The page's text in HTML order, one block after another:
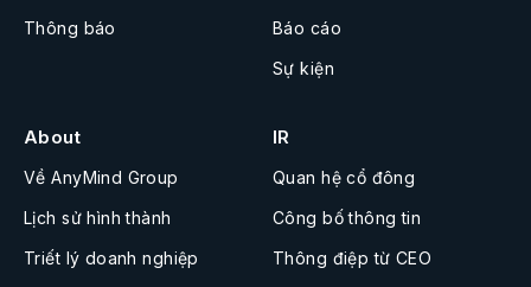
Thông báo
Báo cáo
Sự kiện
About
Về AnyMind Group
Lịch sử hình thành
Triết lý doanh nghiệp
IR
Quan hệ cổ đông
Công bố thông tin
Thông điệp từ CEO